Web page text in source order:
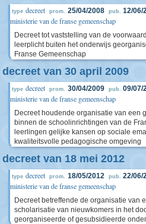
type decreet prom. 25/04/2008 pub. 12/06/
ministerie van de franse gemeenschap
Decreet tot vaststelling van de
leerplicht buiten het onderwijs
Franse Gemeenschap
decreet van 30 april 2009
type decreet prom. 30/04/2009 pub. 09/07/
ministerie van de franse gemeenschap
Decreet houdende organisatie van een
binnen de schoolinrichtingen van de
leerlingen gelijke kansen op sociale
kwaliteitsvolle pedagogische omgeving
decreet van 18 mei 2012
type decreet prom. 18/05/2012 pub. 22/06/
ministerie van de franse gemeenschap
Decreet betreffende de organisatie van
scholarisatie van nieuwkomers in het
georganiseerde of gesubsidieerde